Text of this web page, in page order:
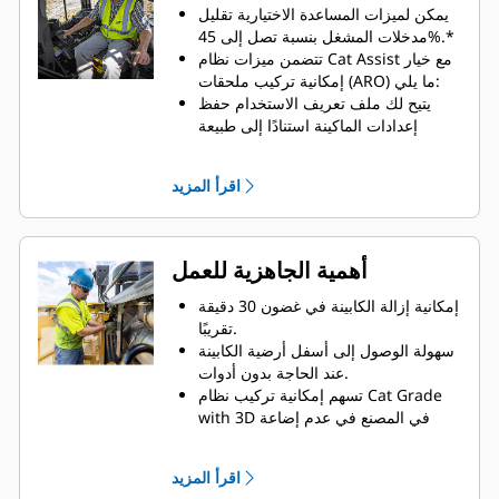
وتوازنًا أفضل، بالإضافة إلى قوة اختراق
يعد الهيكل السفلي الطويل قياسيًا، مع
وجود المزيد من الجنزير في الجزء
الخلفي من الماكينة لتحقيق أداء تجريف
فائق.
يمكن لميزات المساعدة الاختيارية تقليل
مدخلات المشغل بنسبة تصل إلى 45%.*
تتضمن ميزات نظام Cat Assist مع خيار
إمكانية تركيب ملحقات (ARO) ما يلي:
يتيح لك ملف تعريف الاستخدام حفظ
إعدادات الماكينة استنادًا إلى طبيعة
أيًا من ملفات التعريف الافتراضية التي
حددها مشغلونا الخبراء أو يمكنك تخصيص
ملفات تعريف لوظائف متنوعة أو لعدد
من المشغلين.
يتيح لك معرف المشغل حفظ إعدادات
شاشة اللمس المخصصة، وإعدادات
الماكينة، وتتبع إنتاجية كل مشغل،
وسلامته وفرص تدريبه على حدة عبر
نظام Product Link.
أمان الماكينة – يساعد كود المرور في منع
السرقة ومنع التشغيل غير المصرح به من
خلال مطالبة المشغل بإدخال معرف لبدء
اقرأ المزيد
أهمية الجاهزية للعمل
إمكانية إزالة الكابينة في غضون 30 دقيقة
تقريبًا.
سهولة الوصول إلى أسفل أرضية الكابينة
عند الحاجة بدون أدوات.
تسهم إمكانية تركيب نظام Cat Grade
with 3D في المصنع في عدم إضاعة
يمكنك تقليل وقت تعطل العمل باستخدام
ميزة استكشاف الأعطال وإصلاحها عن
اقرأ المزيد